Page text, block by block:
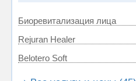
Биоревитализация лица
Rejuran Healer
Belotero Soft